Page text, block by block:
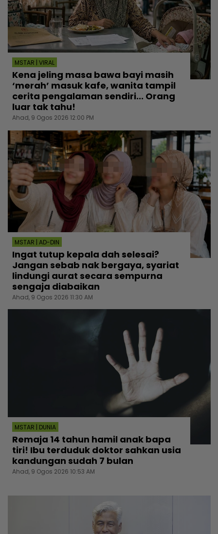
MSTAR | VIRAL
Kena jeling masa bawa bayi masih
‘merah’ masuk kafe, wanita tampil
cerita pengalaman sendiri... Orang
luar tak tahu!
Ahad, 9 Ogos 2026 12:00 PM
MSTAR | AD-DIN
Ingat tutup kepala dah selesai?
Jangan sebab nak bergaya, syariat
lindungi aurat secara sempurna
sengaja diabaikan
Ahad, 9 Ogos 2026 11:30 AM
MSTAR | DUNIA
Remaja 14 tahun hamil anak bapa
tiri! Ibu terduduk doktor sahkan usia
kandungan sudah 7 bulan
Ahad, 9 Ogos 2026 10:53 AM